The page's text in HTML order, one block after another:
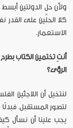
ولأن حل الدولتين
كلا الحلَّين على
الاستعمار.
أنتِ تختمين الكتاب
الرؤى؟
لنتخيل أن اللاجئين
لتصور المستقبل. فبدلًا
يجب علينا أن نسأل